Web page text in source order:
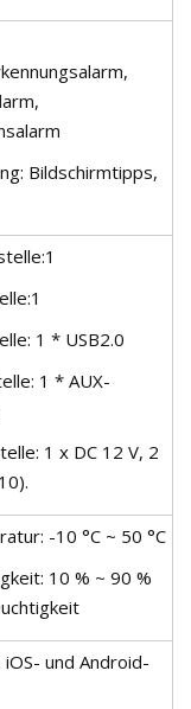
Bildschirmtipps,
1 * USB2.0
1 * AUX-
1 x DC 12 V, 2
-10 °C ~ 50 °C
10 % ~ 90 %
und Android-